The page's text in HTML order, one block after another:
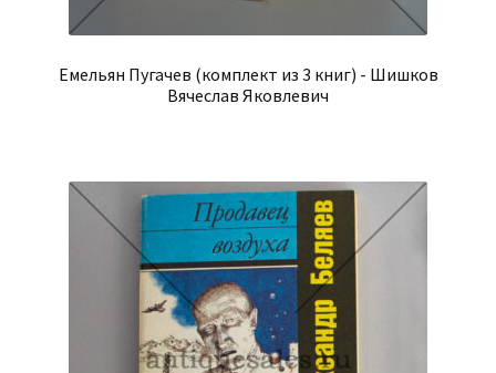
Емельян Пугачев (комплект из 3 книг) - Шишков
Вячеслав Яковлевич